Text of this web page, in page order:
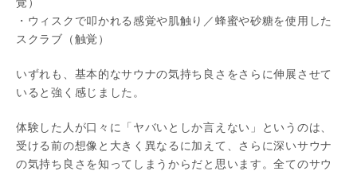
・ウィスクで叩かれる感覚や肌触り／蜂蜜や砂糖を使用した
スクラブ（触覚）
いずれも、基本的なサウナの気持ち良さをさらに伸展させて
いると強く感じました。
体験した人が口々に「ヤバいとしか言えない」というのは、
受ける前の想像と大きく異なるに加えて、さらに深いサウナ
の気持ち良さを知ってしまうからだと思います。全てのサウ